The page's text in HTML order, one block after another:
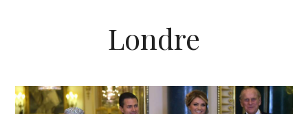
Londre